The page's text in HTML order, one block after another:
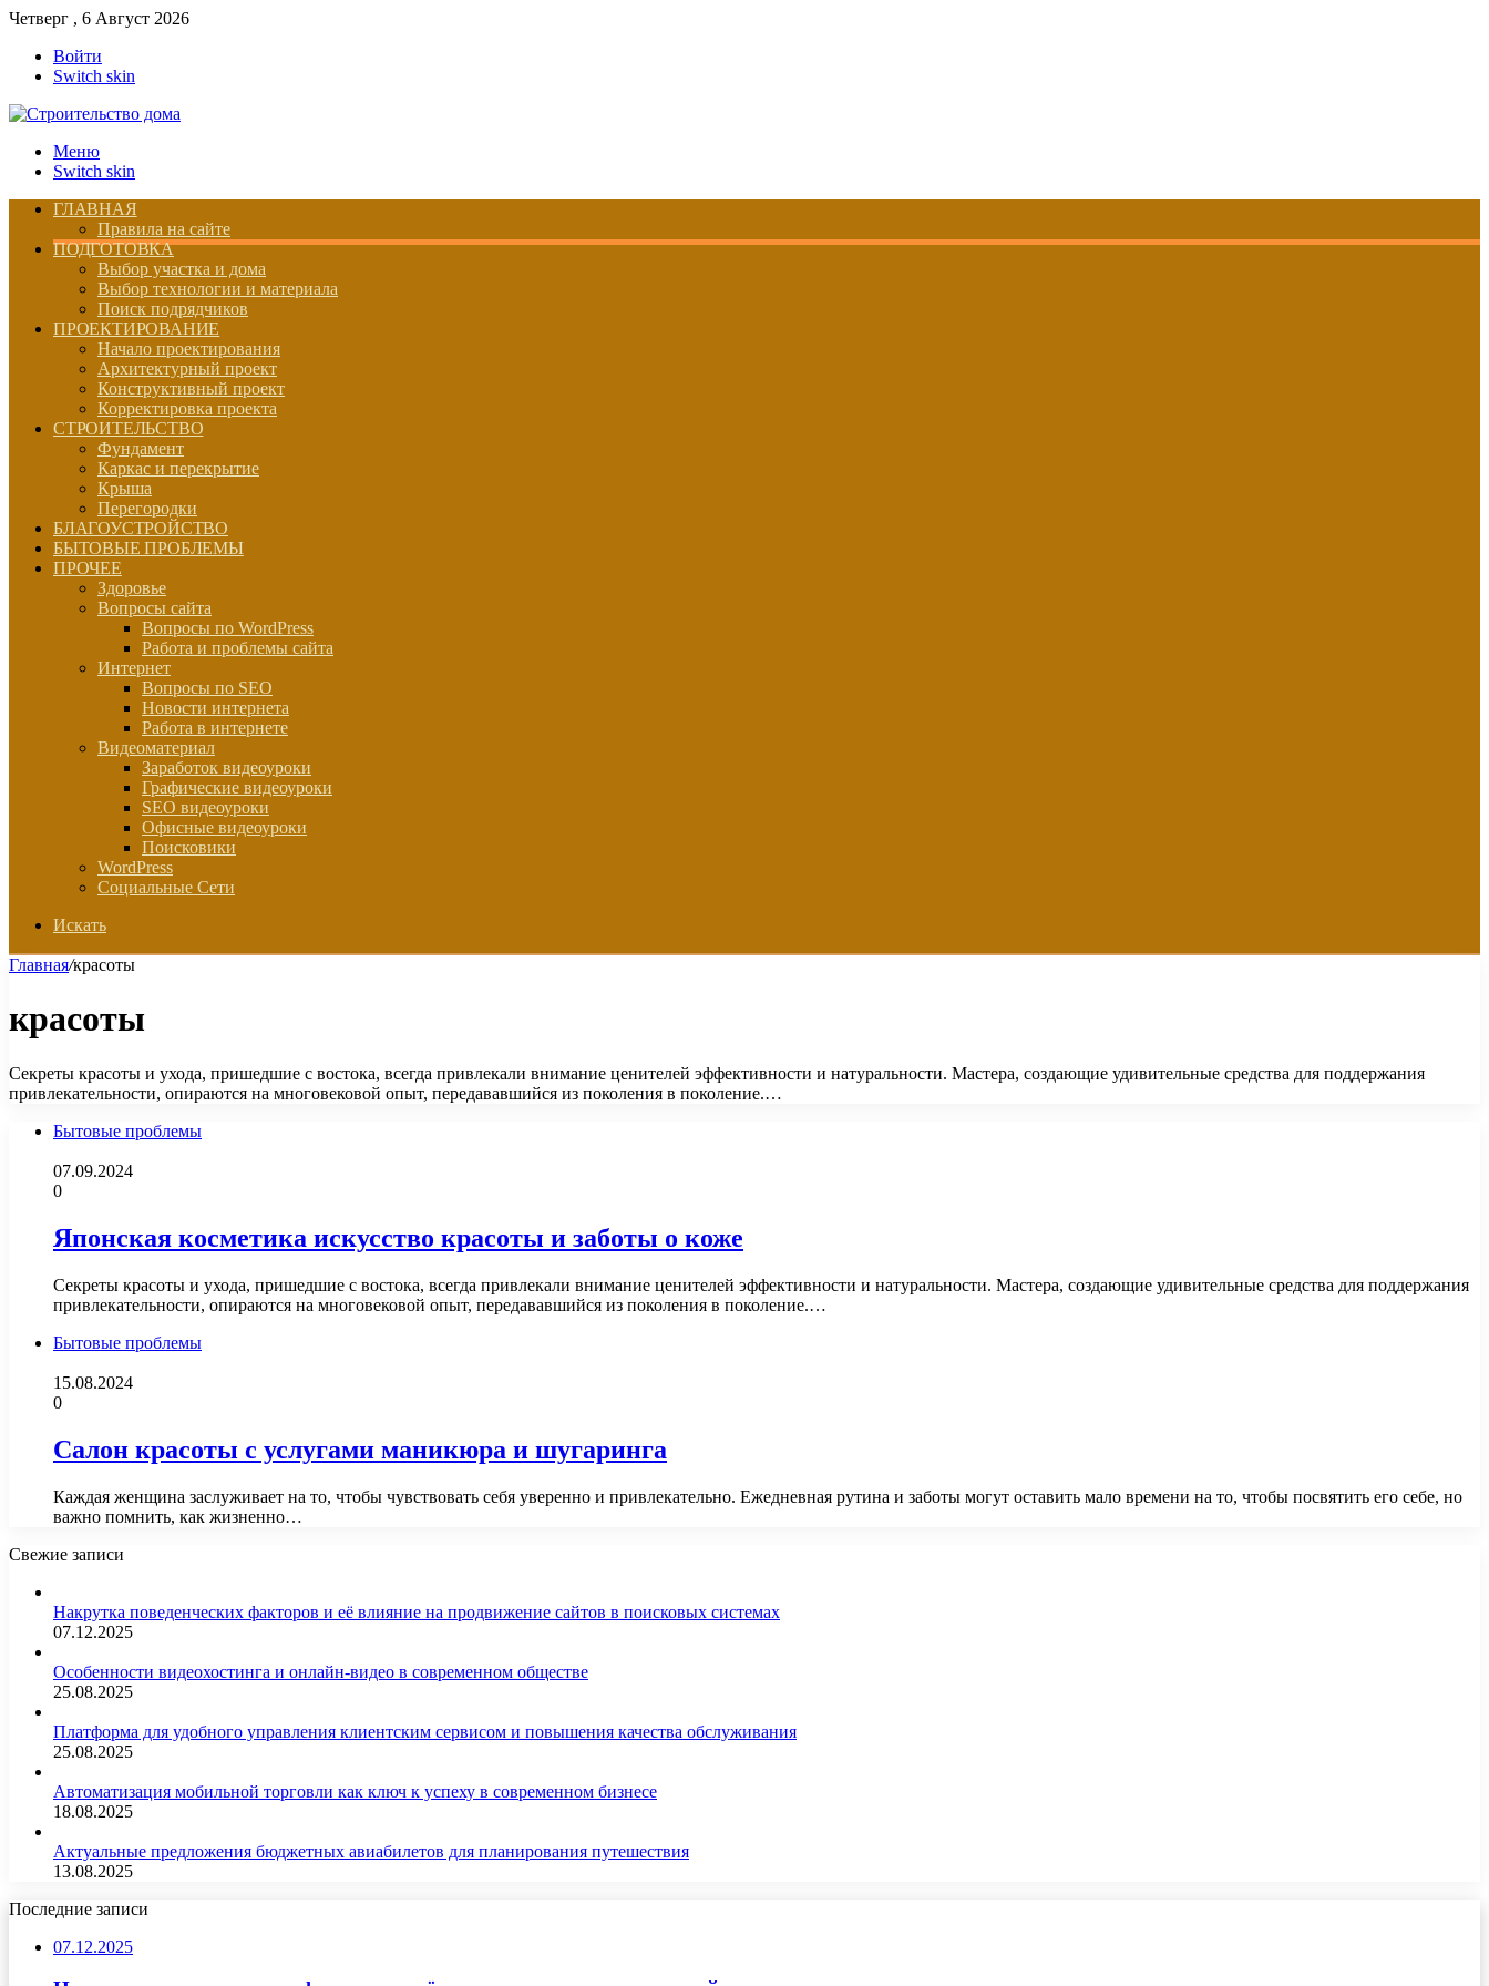
Четверг , 6 Август 2026
Войти
Switch skin
Меню
Switch skin
ГЛАВНАЯ
Правила на сайте
ПОДГОТОВКА
Выбор участка и дома
Выбор технологии и материала
Поиск подрядчиков
ПРОЕКТИРОВАНИЕ
Начало проектирования
Архитектурный проект
Конструктивный проект
Корректировка проекта
СТРОИТЕЛЬСТВО
Фундамент
Каркас и перекрытие
Крыша
Перегородки
БЛАГОУСТРОЙСТВО
БЫТОВЫЕ ПРОБЛЕМЫ
ПРОЧЕЕ
Здоровье
Вопросы сайта
Вопросы по WordPress
Работа и проблемы сайта
Интернет
Вопросы по SEO
Новости интернета
Работа в интернете
Видеоматериал
Заработок видеоуроки
Графические видеоуроки
SEO видеоуроки
Офисные видеоуроки
Поисковики
WordPress
Социальные Сети
Искать
Главная/красоты
красоты
Секреты красоты и ухода, пришедшие с востока, всегда привлекали внимание ценителей эффективности и натуральности. Мастера, создающие удивительные средства для поддержания
привлекательности, опираются на многовековой опыт, передававшийся из поколения в поколение.…
Бытовые проблемы
07.09.2024
0
Японская косметика искусство красоты и заботы о коже
Секреты красоты и ухода, пришедшие с востока, всегда привлекали внимание ценителей эффективности и натуральности. Мастера, создающие удивительные средства для поддержания
привлекательности, опираются на многовековой опыт, передававшийся из поколения в поколение.…
Бытовые проблемы
15.08.2024
0
Салон красоты с услугами маникюра и шугаринга
Каждая женщина заслуживает на то, чтобы чувствовать себя уверенно и привлекательно. Ежедневная рутина и заботы могут оставить мало времени на то, чтобы посвятить его себе, но
важно помнить, как жизненно…
Свежие записи
Накрутка поведенческих факторов и её влияние на продвижение сайтов в поисковых системах
07.12.2025
Особенности видеохостинга и онлайн-видео в современном обществе
25.08.2025
Платформа для удобного управления клиентским сервисом и повышения качества обслуживания
25.08.2025
Автоматизация мобильной торговли как ключ к успеху в современном бизнесе
18.08.2025
Актуальные предложения бюджетных авиабилетов для планирования путешествия
13.08.2025
Последние записи
07.12.2025